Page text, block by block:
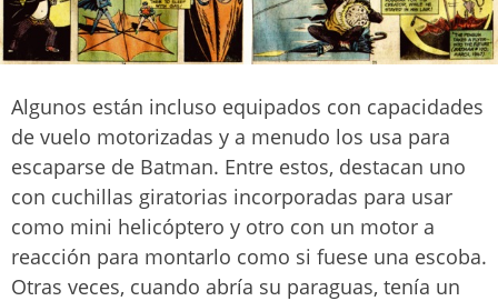
Algunos están incluso equipados con capacidades
de vuelo motorizadas y a menudo los usa para
escaparse de Batman. Entre estos, destacan uno
con cuchillas giratorias incorporadas para usar
como mini helicóptero y otro con un motor a
reacción para montarlo como si fuese una escoba.
Otras veces, cuando abría su paraguas, tenía un